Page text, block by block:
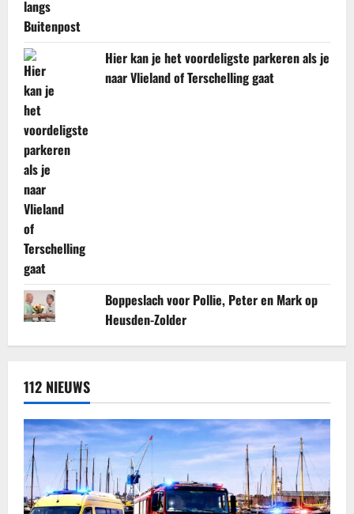
Hier kan je het voordeligste parkeren als je
naar Vlieland of Terschelling gaat
Boppeslach voor Pollie, Peter en Mark op
Heusden-Zolder
112 NIEUWS